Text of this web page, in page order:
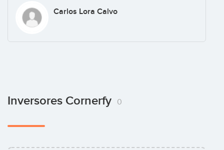
Carlos Lora Calvo
Inversores Cornerfy 0